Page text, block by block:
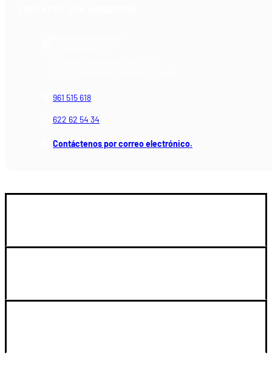
961 515 618
622 62 54 34
Contáctenos por correo electrónico.